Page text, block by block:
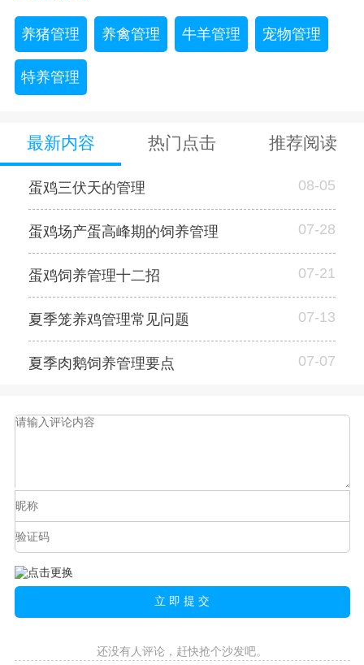
养猪管理 养禽管理 牛羊管理 宠物管理
特养管理
最新内容 热门点击 推荐阅读
蛋鸡三伏天的管理 08-05
蛋鸡场产蛋高峰期的饲养管理 07-28
蛋鸡饲养管理十二招 07-21
夏季笼养鸡管理常见问题 07-13
夏季肉鹅饲养管理要点 07-07
还没有人评论，赶快抢个沙发吧。